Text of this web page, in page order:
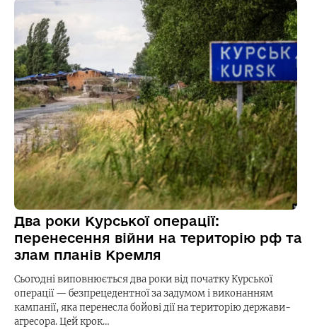
Два роки Курської операції:
перенесення війни на територію рф та
злам планів Кремля
Сьогодні виповнюється два роки від початку Курської
операції — безпрецедентної за задумом і виконанням
кампанії, яка перенесла бойові дії на територію держави-
агресора. Цей крок…